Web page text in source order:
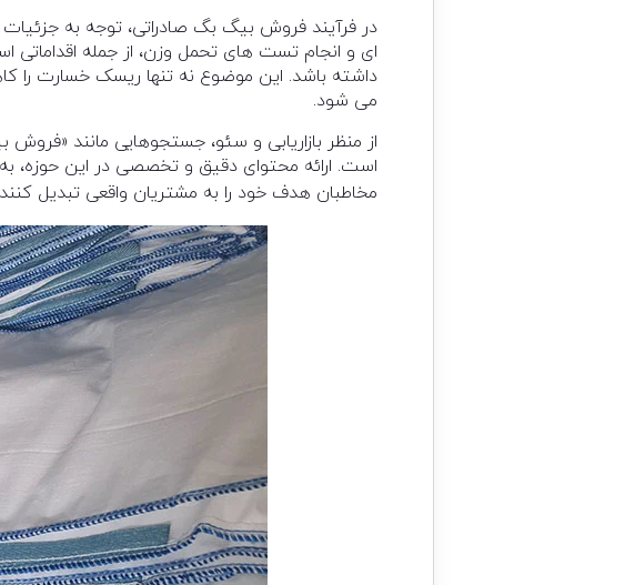
در فرآیند فروش بیگ بگ صادراتی، توجه به
ای و انجام تست های تحمل وزن، از جمله
داشته باشد. این موضوع نه تنها ریسک خسارت را
می شود.
است. ارائه محتوای دقیق و تخصصی در این
مخاطبان هدف خود را به مشتریان واقعی تبدیل